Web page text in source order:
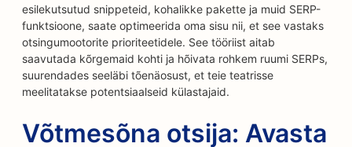
esilekutsutud snippeteid, kohalikke pakette ja muid SERP-
funktsioone, saate optimeerida oma sisu nii, et see vastaks
otsingumootorite prioriteetidele. See tööriist aitab
saavutada kõrgemaid kohti ja hõivata rohkem ruumi SERPs,
suurendades seeläbi tõenäosust, et teie teatrisse
meelitatakse potentsiaalseid külastajaid.
Võtmesõna otsija: Avasta